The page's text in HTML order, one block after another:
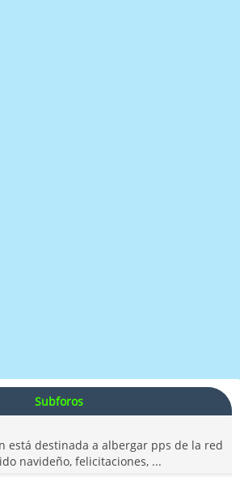
Subforos
está destinada a albergar pps de la red
navideño, felicitaciones, ...